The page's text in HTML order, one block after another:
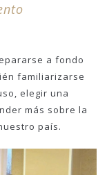
a fondo
familiarizarse
elegir una
más sobre la
país.